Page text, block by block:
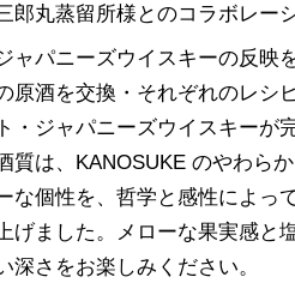
郎丸蒸留所様とのコラボレー
ャパニーズウイスキーの反映
原酒を交換・それぞれのレシ
ト・ジャパニーズウイスキーが
質は、KANOSUKE のやわら
な個性を、哲学と感性によっ
上げました。メローな果実感と
深さをお楽しみください。